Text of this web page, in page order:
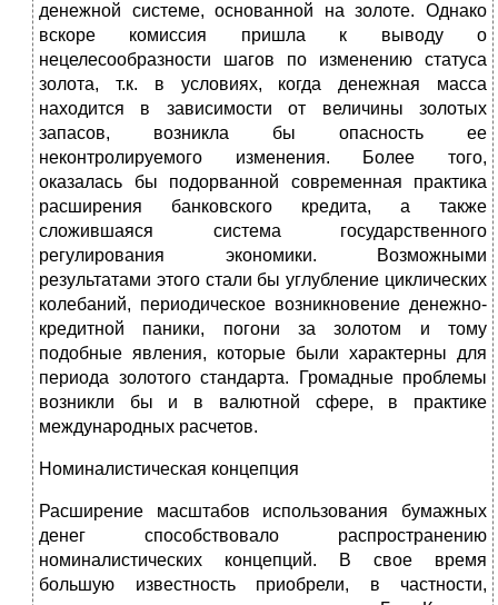
денежной системе, основанной на золоте. Однако
вскоре комиссия пришла к выводу о
нецелесообразности шагов по изменению статуса
золота, т.к. в условиях, когда денежная масса
находится в зависимости от величины золотых
запасов, возникла бы опасность ее
неконтролируемого изменения. Более того,
оказалась бы подорванной современная практика
рас­ширения банковского кредита, а также
сложившаяся система государственного
регулирования экономики. Возможными
результатами этого стали бы углубление циклических
колебаний, периодическое возникновение денежно-
кредитной паники, погони за золотом и тому
подобные явления, которые были характерны для
периода золотого стандарта. Громадные проблемы
возникли бы и в валютной сфере, в практике
международных расчетов.
Номиналистическая концепция
Расширение масштабов использования бумажных
денег способствовало распространению
номиналистических концепций. В свое время
большую известность приобрели, в частности,